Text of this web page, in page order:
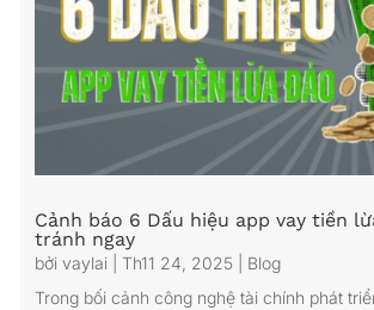
Cảnh báo 6 Dấu hiệu app vay tiền
tránh ngay
bởi vaylai Th11 24, 2025
Blog
Trong bối cảnh công nghệ tài chính phát